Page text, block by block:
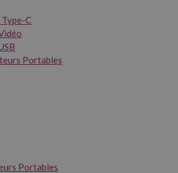
C
Portables
Portables